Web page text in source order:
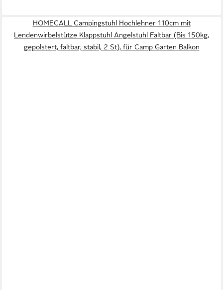
HOMECALL Campingstuhl Hochlehner 110cm mit
Lendenwirbelstütze Klappstuhl Angelstuhl Faltbar (Bis 150kg,
gepolstert, faltbar, stabil, 2 St), für Camp Garten Balkon